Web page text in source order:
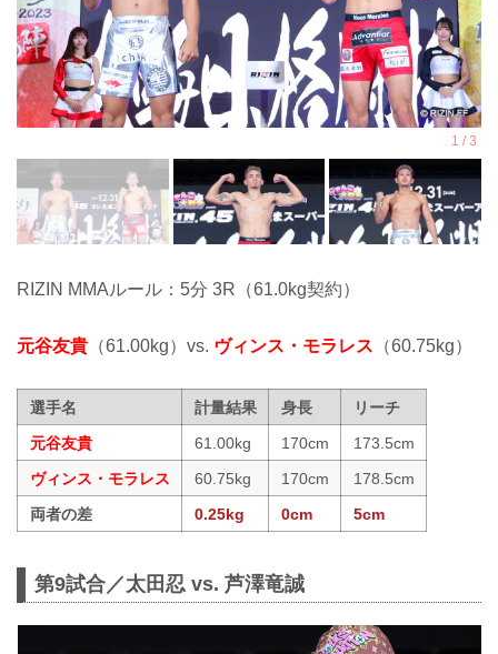
RIZIN MMAルール：5分 3R（61.0kg契約）
元谷友貴 （61.00kg）vs. ヴィンス・モラレス （60.75kg）
選手名 計量結果 身長
リーチ
元谷友貴
61.00kg 170cm
173.5cm
ヴィンス・モラレス
60.75kg 170cm
178.5cm
両者の差
0.25kg 0cm 5cm
第9試合／太田忍 vs. 芦澤竜誠